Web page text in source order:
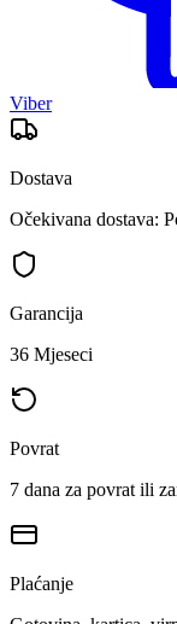
Viber
Dostava
Očekivana dostava:
Garancija
36 Mjeseci
Povrat
7 dana za povrat ili
Plaćanje